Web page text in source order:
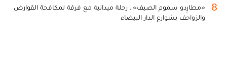
8
«مطارِدو سموم الصيف».. رحلة ميدانية مع فرقة لمكافحة القوارض
والزواحف بشوارع الدار البيضاء